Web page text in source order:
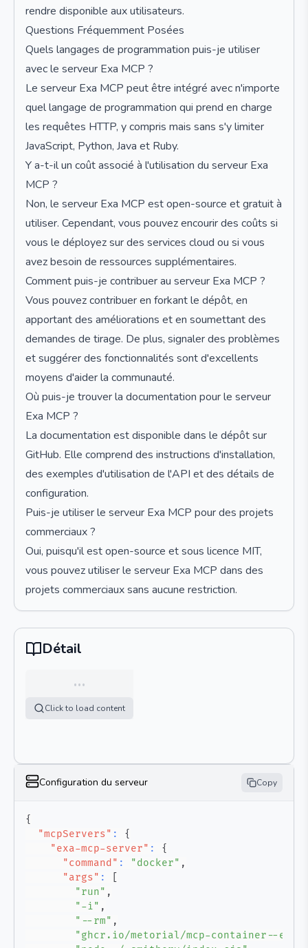
rendre disponible aux utilisateurs.
Questions Fréquemment Posées
Quels langages de programmation puis-je utiliser
avec le serveur Exa MCP ?
Le serveur Exa MCP peut être intégré avec n'importe
quel langage de programmation qui prend en charge
les requêtes HTTP, y compris mais sans s'y limiter
JavaScript, Python, Java et Ruby.
Y a-t-il un coût associé à l'utilisation du serveur Exa
MCP ?
Non, le serveur Exa MCP est open-source et gratuit à
utiliser. Cependant, vous pouvez encourir des coûts si
vous le déployez sur des services cloud ou si vous
avez besoin de ressources supplémentaires.
Comment puis-je contribuer au serveur Exa MCP ?
Vous pouvez contribuer en forkant le dépôt, en
apportant des améliorations et en soumettant des
demandes de tirage. De plus, signaler des problèmes
et suggérer des fonctionnalités sont d'excellents
moyens d'aider la communauté.
Où puis-je trouver la documentation pour le serveur
Exa MCP ?
La documentation est disponible dans le dépôt sur
GitHub. Elle comprend des instructions d'installation,
des exemples d'utilisation de l'API et des détails de
configuration.
Puis-je utiliser le serveur Exa MCP pour des projets
commerciaux ?
Oui, puisqu'il est open-source et sous licence MIT,
vous pouvez utiliser le serveur Exa MCP dans des
projets commerciaux sans aucune restriction.
Détail
…
Click to load content
Configuration du serveur Copy
{
"mcpServers" :
{
"exa-mcp-server" :
{
"command" : "docker" ,
"args" :
"run" ,
"-i" ,
"--rm" ,
"ghcr.io/metorial/mcp-container--exa-